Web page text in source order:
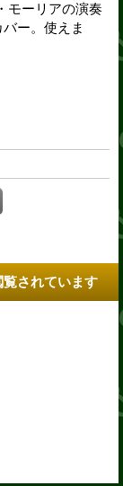
モーリアの演奏
ー。使えま
されています